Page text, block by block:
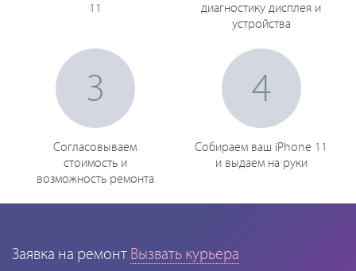
11
диагностику дисплея и
устройства
3
Согласовываем
стоимость и
возможность ремонта
4
Собираем ваш iPhone 11
и выдаем на руки
Заявка на ремонт Вызвать курьера